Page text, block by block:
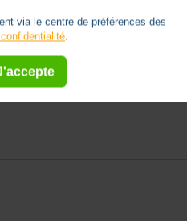
via le centre de préférences des
.